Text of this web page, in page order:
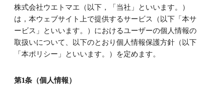
株式会社ウエトマエ（以下，「当社」といいます。）
は，本ウェブサイト上で提供するサービス（以下「本サ
ービス」といいます。）におけるユーザーの個人情報の
取扱いについて、以下のとおり個人情報保護方針（以下
「本ポリシー」といいます。）を定めます。
第1条（個人情報）